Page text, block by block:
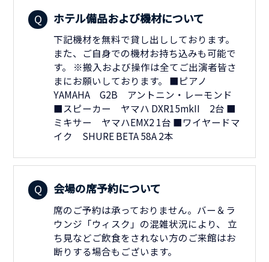
ホテル備品および機材について
下記機材を無料で貸し出ししております。
また、ご自身での機材お持ち込みも可能で
す。 ※搬入および操作は全てご出演者皆さ
まにお願いしております。 ■ピアノ
YAMAHA G2B アントニン・レーモンド
■スピーカー ヤマハ DXR15mkII 2台 ■
ミキサー ヤマハEMX2 1台 ■ワイヤードマ
イク SHURE BETA 58A 2本
会場の席予約について
席のご予約は承っておりません。バー＆ラ
ウンジ「ウィスク」の混雑状況により、 立
ち見などご飲食をされない方のご来館はお
断りする場合もございます。